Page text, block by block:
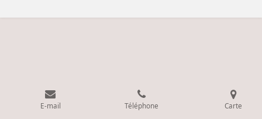
E-mail Téléphone Carte